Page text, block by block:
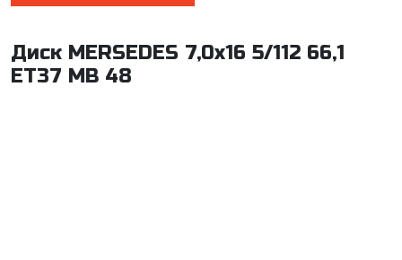
Диск MERSEDES 7,0x16 5/112 66,1
ET37 MB 48